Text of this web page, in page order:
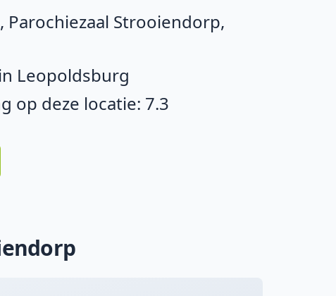
Parochiezaal Strooiendorp,
Leopoldsburg
op deze locatie: 7.3